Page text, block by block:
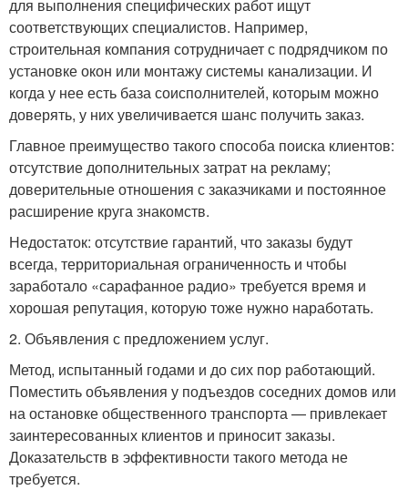
для выполнения специфических работ ищут
соответствующих специалистов. Например,
строительная компания сотрудничает с подрядчиком по
установке окон или монтажу системы канализации. И
когда у нее есть база соисполнителей, которым можно
доверять, у них увеличивается шанс получить заказ.
Главное преимущество такого способа поиска клиентов:
отсутствие дополнительных затрат на рекламу;
доверительные отношения с заказчиками и постоянное
расширение круга знакомств.
Недостаток: отсутствие гарантий, что заказы будут
всегда, территориальная ограниченность и чтобы
заработало «сарафанное радио» требуется время и
хорошая репутация, которую тоже нужно наработать.
2. Объявления с предложением услуг.
Метод, испытанный годами и до сих пор работающий.
Поместить объявления у подъездов соседних домов или
на остановке общественного транспорта — привлекает
заинтересованных клиентов и приносит заказы.
Доказательств в эффективности такого метода не
требуется.